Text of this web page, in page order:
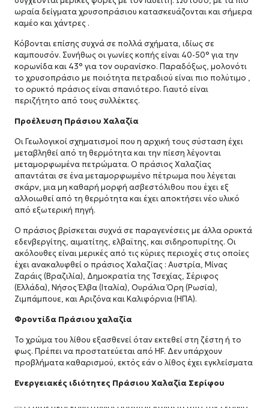
ωραία δείγματα χρυσοπράσιου κατασκευάζονται και σήμερα
καμέο και χάντρες .
Κόβονται επίσης συχνά σε πολλά σχήματα, ιδίως σε
καμπουσόν. Συνήθως οι γωνίες κοπής είναι 40-50° για την
κορωνίδα και 43° για τον ουρανίσκο. Παραδόξως, μολονότι
το χρυσοπράσιο με ποιότητα πετραδιού είναι πιο πολύτιμο ,
το ορυκτό πράσιος είναι σπανιότερο. Γιαυτό είναι
περιζήτητο από τους συλλέκτες.
Προέλευση Πράσιου Χαλαζία
Οι Γεωλογικοί σχηματισμοί που η αρχική τους σύσταση έχει
μεταβληθεί από τη θερμότητα και την πίεση λέγονται
μεταμορφωμένα πετρώματα. Ο πράσιος Χαλαζίας
απαντάται σε ένα μεταμορφωμένο πέτρωμα που λέγεται
σκάρν, μια μη καθαρή μορφή ασβεστόλιθου που έχει εξ
αλλοιωθεί από τη θερμότητα και έχει αποκτήσει νέο υλικό
από εξωτερική πηγή.
Ο πράσιος βρίσκεται συχνά σε παραγενέσεις με άλλα ορυκτά
εδενβεργίτης, αιματίτης, ελβαϊτης, και σιδηροπυρίτης. Οι
ακόλουθες είναι μερικές από τις κύριες περιοχές στις οποίες
έχει ανακαλυφθεί ο πράσιος Χαλαζίας : Αυστρία, Μίνας
Ζαράις (Βραζιλία), Δημοκρατία της Τσεχίας, Σέριφος
(Ελλάδα), Νήσος Έλβα (Ιταλία), Ουράλια Όρη (Ρωσία),
Ζιμπάμπουε, και Αριζόνα και Καλιφόρνια (ΗΠΑ).
Φροντίδα Πράσιου χαλαζία
Το χρώμα του λίθου εξασθενεί όταν εκτεθεί στη ζέστη ή το
φως. Πρέπει να προστατεύεται από HF. Δεν υπάρχουν
προβλήματα καθαρισμού, εκτός εάν ο λίθος έχει εγκλείσματα
Ενεργειακές ιδιότητες Πράσιου Χαλαζία Σερίφου